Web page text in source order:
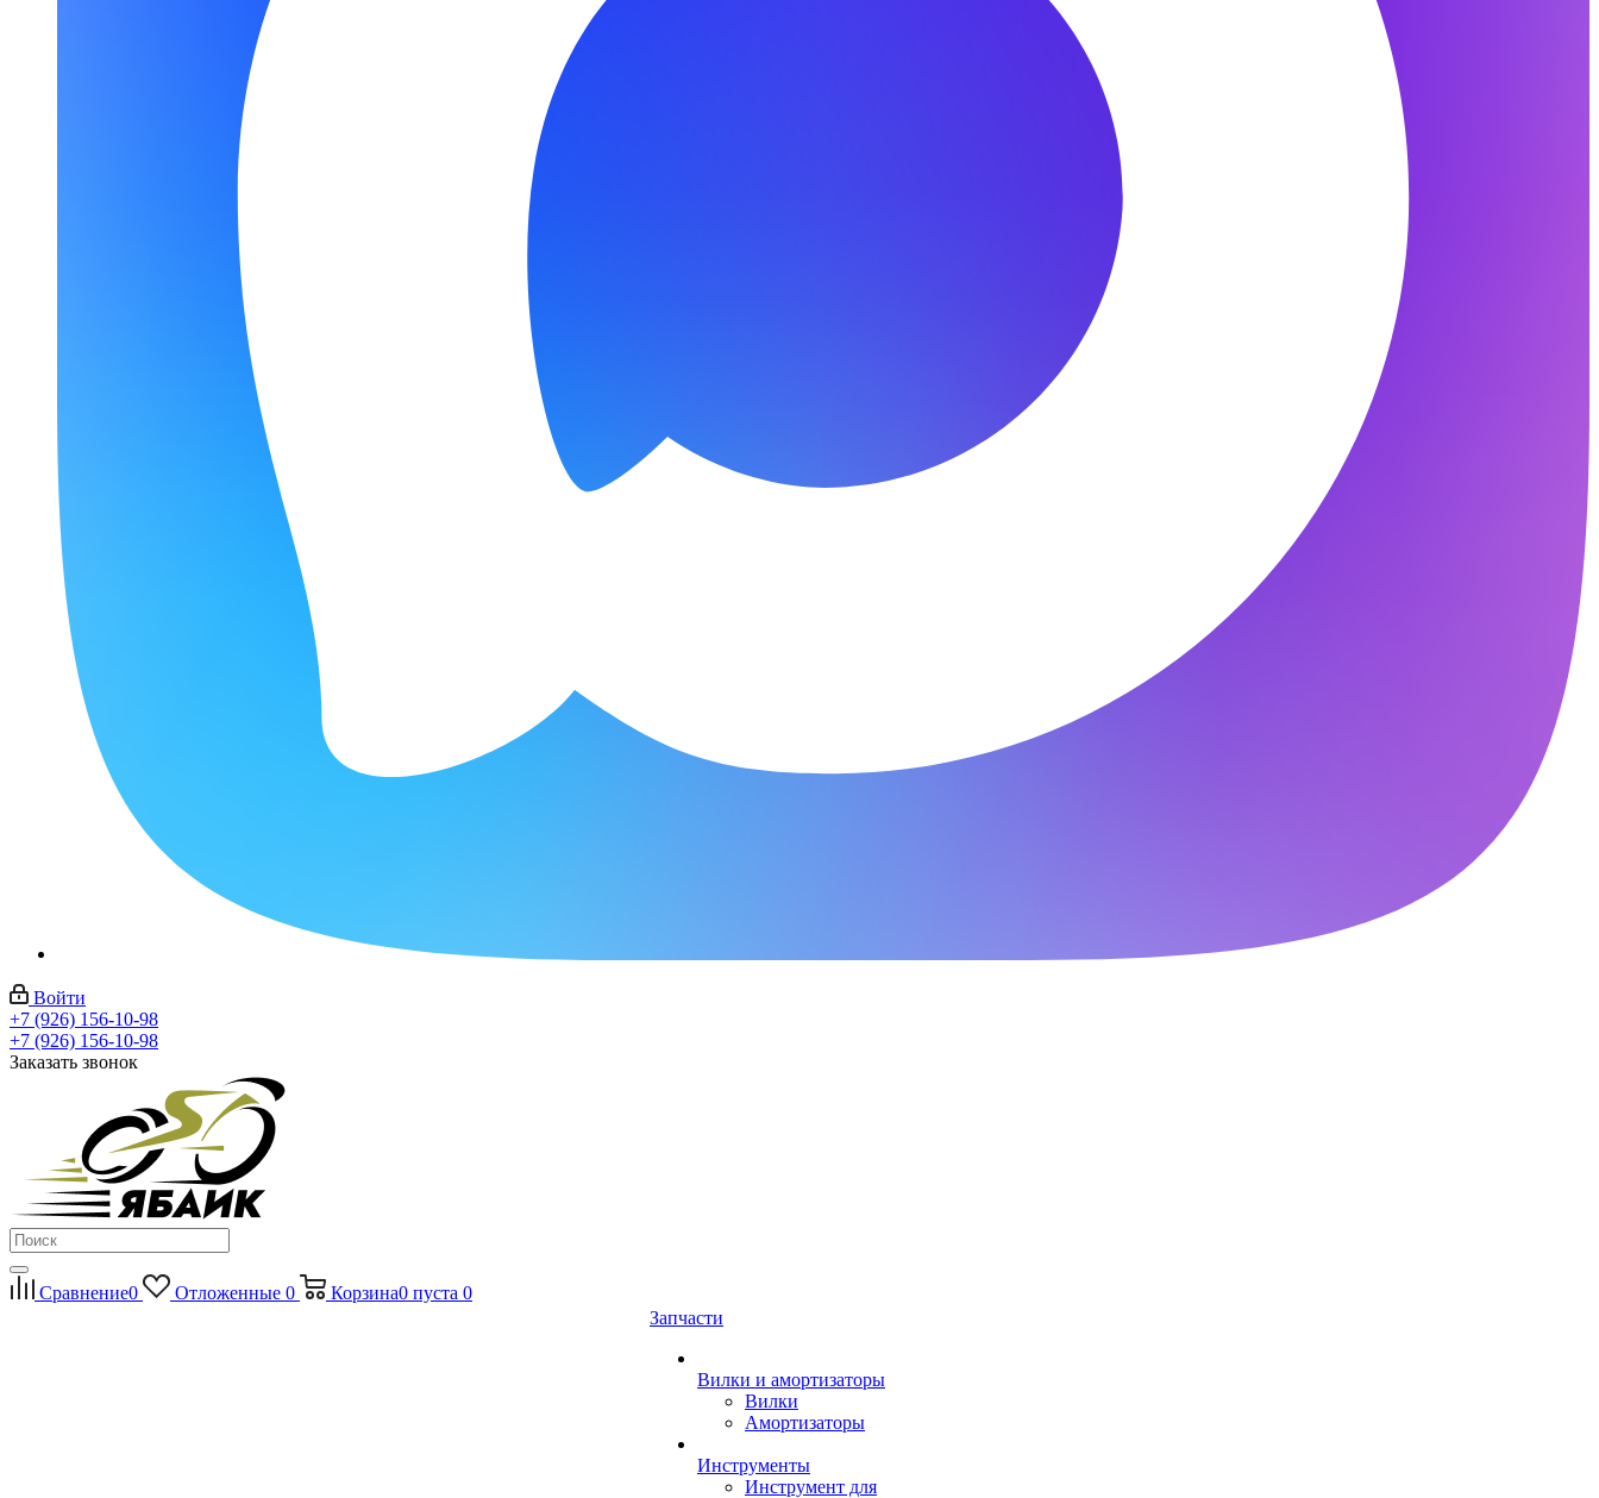
Войти
+7 (926) 156-10-98
+7 (926) 156-10-98
Заказать звонок
Сравнение0 Отложенные 0 Корзина0 пуста 0
Запчасти
Вилки и амортизаторы
Вилки
Амортизаторы
Инструменты
Инструмент для